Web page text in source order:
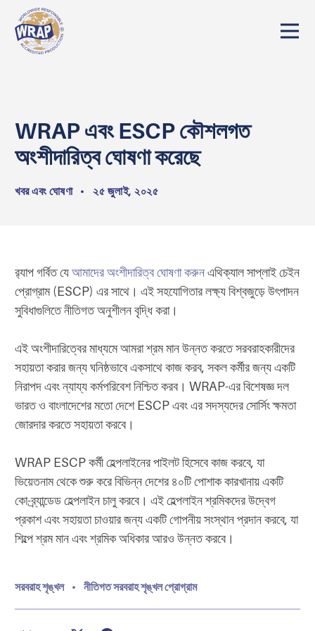
WRAP এবং ESCP কৌশলগত
অংশীদারিত্ব ঘোষণা করেছে
খবর এবং ঘোষণা • ২৫ জুলাই, ২০২৫
র‍্যাপ গর্বিত যে আমাদের অংশীদারিত্ব ঘোষণা করুন এথিক্যাল সাপ্লাই চেইন
প্রোগ্রাম (ESCP) এর সাথে। এই সহযোগিতার লক্ষ্য বিশ্বজুড়ে উৎপাদন
সুবিধাগুলিতে নীতিগত অনুশীলন বৃদ্ধি করা।
এই অংশীদারিত্বের মাধ্যমে আমরা শ্রম মান উন্নত করতে সরবরাহকারীদের
সহায়তা করার জন্য ঘনিষ্ঠভাবে একসাথে কাজ করব, সকল কর্মীর জন্য একটি
নিরাপদ এবং ন্যায্য কর্মপরিবেশ নিশ্চিত করব। WRAP-এর বিশেষজ্ঞ দল
ভারত ও বাংলাদেশের মতো দেশে ESCP এবং এর সদস্যদের সোর্সিং ক্ষমতা
জোরদার করতে সহায়তা করবে।
WRAP ESCP কর্মী হেল্পলাইনের পাইলট হিসেবে কাজ করবে, যা
ভিয়েতনাম থেকে শুরু করে বিভিন্ন দেশের ৪০টি পোশাক কারখানায় একটি
কো-ব্র্যান্ডেড হেল্পলাইন চালু করবে। এই হেল্পলাইন শ্রমিকদের উদ্বেগ
প্রকাশ এবং সহায়তা চাওয়ার জন্য একটি গোপনীয় সংস্থান প্রদান করবে, যা
শিল্পে শ্রম মান এবং শ্রমিক অধিকার আরও উন্নত করবে।
সরবরাহ শৃঙ্খল • নীতিগত সরবরাহ শৃঙ্খল প্রোগ্রাম